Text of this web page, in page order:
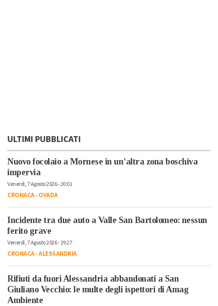
ULTIMI PUBBLICATI
Nuovo focolaio a Mornese in un’altra zona boschiva
impervia
Venerdì, 7 Agosto 2026 - 20:01
CRONACA-OVADA
Incidente tra due auto a Valle San Bartolomeo: nessun
ferito grave
Venerdì, 7 Agosto 2026 - 19:27
CRONACA-ALESSANDRIA
Rifiuti da fuori Alessandria abbandonati a San
Giuliano Vecchio: le multe degli ispettori di Amag
Ambiente